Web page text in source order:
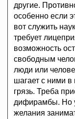
другие.
особенно если
вот служить
требует
возможность
свободным
люди или
шагает с ними в
грязь. Треба
дифирамбы. Но
желания